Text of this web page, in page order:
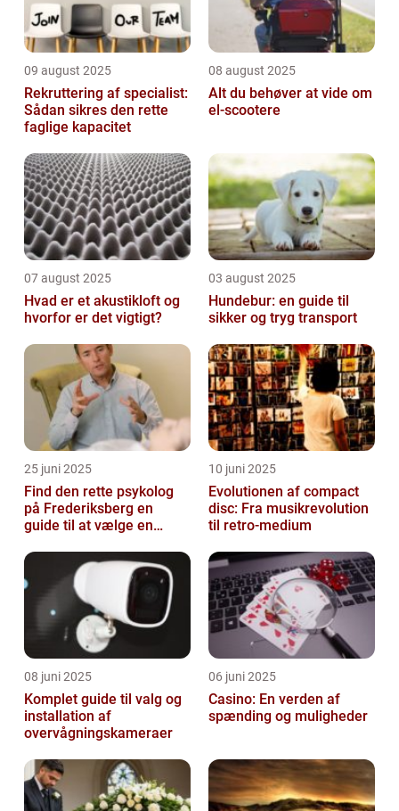
09 august 2025
Rekruttering af specialist:
Sådan sikres den rette
faglige kapacitet
08 august 2025
Alt du behøver at vide om
el-scootere
07 august 2025
Hvad er et akustikloft og
hvorfor er det vigtigt?
03 august 2025
Hundebur: en guide til
sikker og tryg transport
25 juni 2025
Find den rette psykolog
på Frederiksberg en
guide til at vælge en
10 juni 2025
Evolutionen af compact
disc: Fra musikrevolution
til retro-medium
08 juni 2025
Komplet guide til valg og
installation af
overvågningskameraer
06 juni 2025
Casino: En verden af
spænding og muligheder